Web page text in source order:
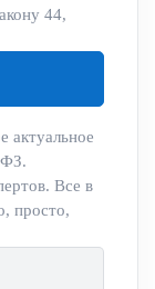
44,
актуальное
ФЗ.
Все в
просто,